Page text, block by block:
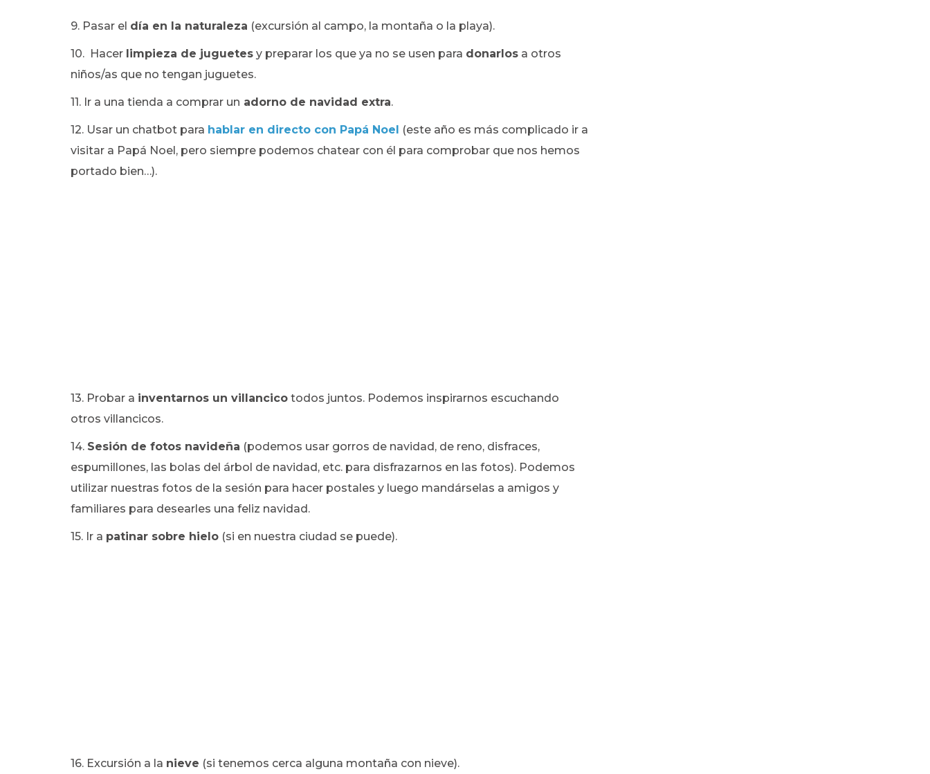
9. Pasar el día en la naturaleza (excursión al campo, la montaña o la playa).
10. Hacer limpieza de juguetes y preparar los que ya no se usen para donarlos a otros
niños/as que no tengan juguetes.
11. Ir a una tienda a comprar un adorno de navidad extra.
12. Usar un chatbot para hablar en directo con Papá Noel (este año es más complicado ir a
visitar a Papá Noel, pero siempre podemos chatear con él para comprobar que nos hemos
portado bien…).
13. Probar a inventarnos un villancico todos juntos. Podemos inspirarnos escuchando
otros villancicos.
14. Sesión de fotos navideña (podemos usar gorros de navidad, de reno, disfraces,
espumillones, las bolas del árbol de navidad, etc. para disfrazarnos en las fotos). Podemos
utilizar nuestras fotos de la sesión para hacer postales y luego mandárselas a amigos y
familiares para desearles una feliz navidad.
15. Ir a patinar sobre hielo (si en nuestra ciudad se puede).
16. Excursión a la nieve (si tenemos cerca alguna montaña con nieve).